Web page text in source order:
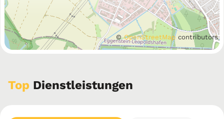
©OpenStreetMapcontributors
Top Dienstleistungen